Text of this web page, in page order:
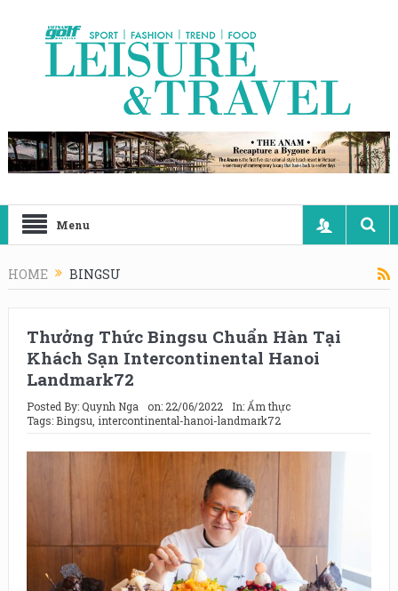
Menu
HOME BINGSU
Thưởng Thức Bingsu Chuẩn Hàn Tại
Khách Sạn Intercontinental Hanoi
Landmark72
Posted By:Quynh Nga on: 22/06/2022 In: Ẩm thực
Tags: Bingsu intercontinental-hanoi-landmark72